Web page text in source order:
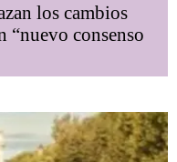
los cambios
consenso